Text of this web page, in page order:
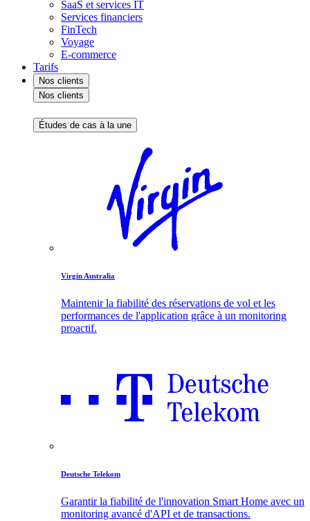
SaaS et services IT
Services financiers
FinTech
Voyage
E-commerce
Tarifs
Nos clients
Nos clients
Études de cas à la une
Virgin Australia
Maintenir la fiabilité des réservations de vol et les
performances de l'application grâce à un monitoring
proactif.
Deutsche Telekom
Garantir la fiabilité de l'innovation Smart Home avec un
monitoring avancé d'API et de transactions.